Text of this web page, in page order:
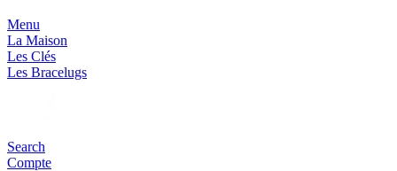
Menu
La Maison
Les Clés
Les Bracelugs
Search
Compte